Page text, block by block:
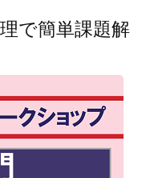
で簡単課題解